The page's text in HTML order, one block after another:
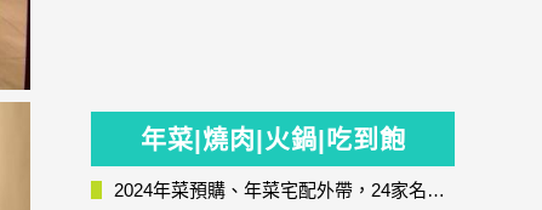
年菜|燒肉|火鍋|吃到飽
2024年菜預購、年菜宅配外帶，24家名店年菜推薦整理，圍爐輕鬆上菜團圓趣